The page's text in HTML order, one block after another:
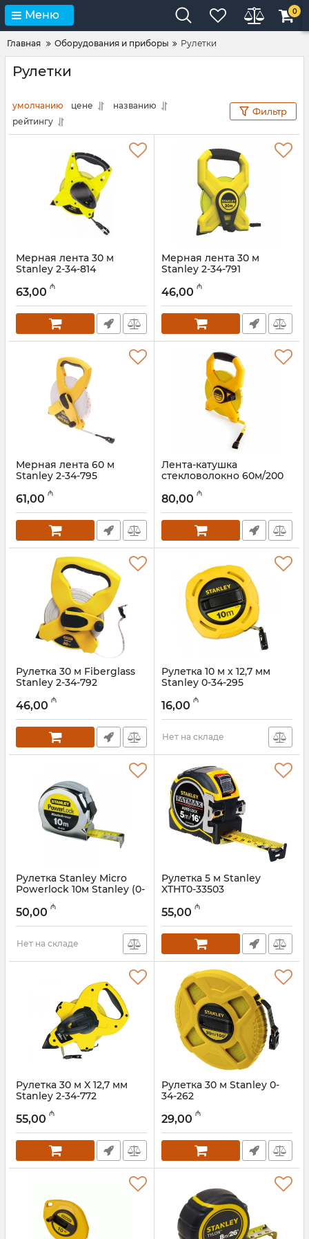
Меню 0
Главная Оборудования и приборы Рулетки
Рулетки
умолчанию цене
названию
рейтингу
Фильтр
Мерная лента 30 м
Stanley 2-34-814
63,00 ₼
Мерная лента 30 м
Stanley 2-34-791
017021122
46,00 ₼
Мерная лента 60 м
Stanley 2-34-795
Артикул:
61,00 ₼
Лента-катушка
стекловолокно 60м/200
Артикул:
80,00 ₼
Рулетка 30 м Fiberglass
Stanley 2-34-792
017021120
46,00 ₼
Рулетка 10 м х 12,7 мм
Stanley 0-34-295
Артикул:
16,00 ₼
Нет на складе
Рулетка Stanley Micro
Powerlock 10м Stanley (0-
Артикул:
50,00 ₼
Нет на складе
Рулетка 5 м Stanley
XTHT0-33503
55,00 ₼
Рулетка 30 м X 12,7 мм
Stanley 2-34-772
55,00 ₼
Рулетка 30 м Stanley 0-
34-262
29,00 ₼